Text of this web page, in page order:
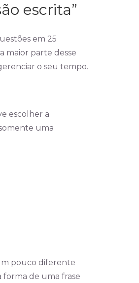
escrita”
em 25
maior parte desse
o seu tempo.
escolher a
uma
pouco diferente
forma de uma frase